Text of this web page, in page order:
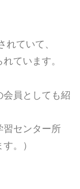
ていて、
ています。
員としても紹
習センター所
。）